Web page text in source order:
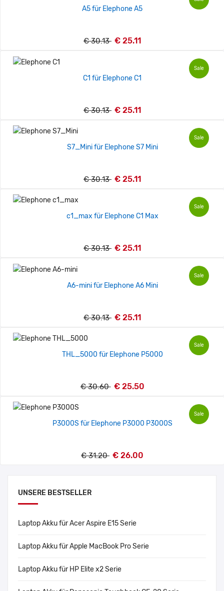
UNSERE BESTSELLER
Laptop Akku für Acer Aspire E15 Serie
Laptop Akku für Apple MacBook Pro Serie
Laptop Akku für HP Elite x2 Serie
A5 für Elephone A5
€ 30.13 € 25.11
Sale
C1 für Elephone C1
€ 30.13 € 25.11
Sale
S7_Mini für Elephone S7 Mini
€ 30.13 € 25.11
Sale
c1_max für Elephone C1 Max
€ 30.13 € 25.11
Sale
A6-mini für Elephone A6 Mini
€ 30.13 € 25.11
Sale
THL_5000 für Elephone P5000
€ 30.60 € 25.50
Sale
P3000S für Elephone P3000 P3000S
€ 31.20 € 26.00